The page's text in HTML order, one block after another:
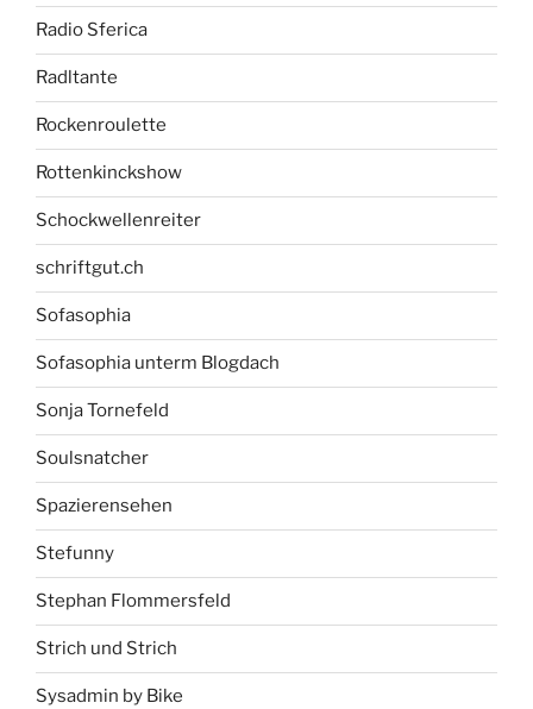
Radio Sferica
Radltante
Rockenroulette
Rottenkinckshow
Schockwellenreiter
schriftgut.ch
Sofasophia
Sofasophia unterm Blogdach
Sonja Tornefeld
Soulsnatcher
Spazierensehen
Stefunny
Stephan Flommersfeld
Strich und Strich
Sysadmin by Bike